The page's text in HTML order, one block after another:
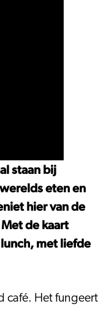
staan bij
eten en
hier van de
de kaart
met liefde
café. Het fungeert